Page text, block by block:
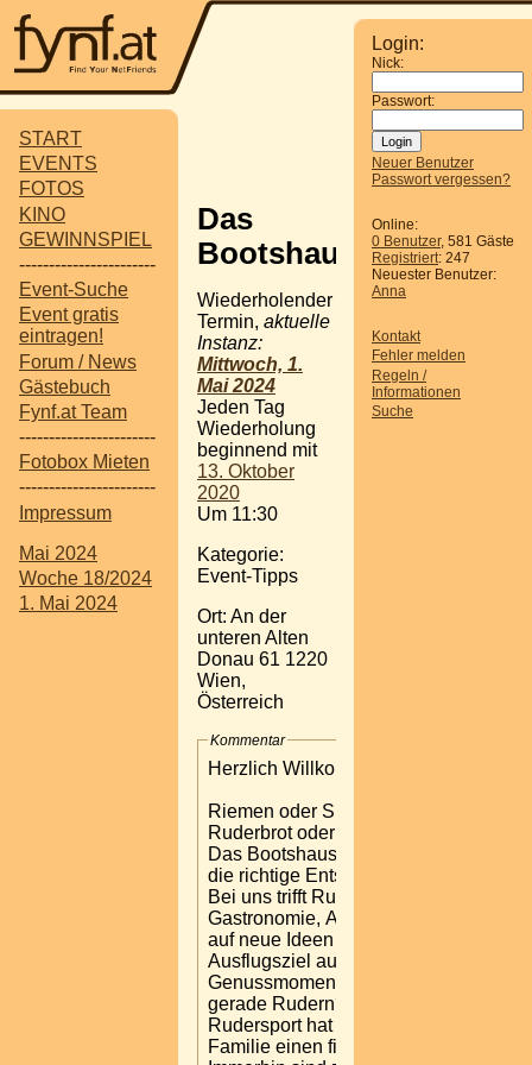
START
EVENTS
FOTOS
KINO
GEWINNSPIEL
-----------------------
Event-Suche
Event gratis
eintragen!
Forum / News
Gästebuch
Fynf.at Team
-----------------------
Fotobox Mieten
-----------------------
Impressum
Mai 2024
Woche 18/2024
1. Mai 2024
Login:
Nick:
Passwort:
Neuer Benutzer
Passwort vergessen?
Online:
0 Benutzer, 581 Gäste
Registriert: 247
Neuester Benutzer:
Anna
Kontakt
Fehler melden
Regeln /
Informationen
Suche
Das
Bootshaus
Wiederholender
Termin, aktuelle
Instanz:
Mittwoch, 1.
Mai 2024
Jeden Tag
Wiederholung
beginnend mit
13. Oktober
2020
Um 11:30
Kategorie:
Event-Tipps
Ort: An der
unteren Alten
Donau 61 1220
Wien,
Österreich
Kommentar
Herzlich Willkommen
Riemen oder Skulls?
Ruderbrot oder Achterl?
Das Bootshaus ist immer
die richtige Entscheidung.
Bei uns trifft Rudersport auf
Gastronomie, Alte Donau
auf neue Ideen und
Ausflugsziel auf
Genussmomente. Warum
gerade Rudern? Der
Rudersport hat in unserer
Familie einen fixen Platz.